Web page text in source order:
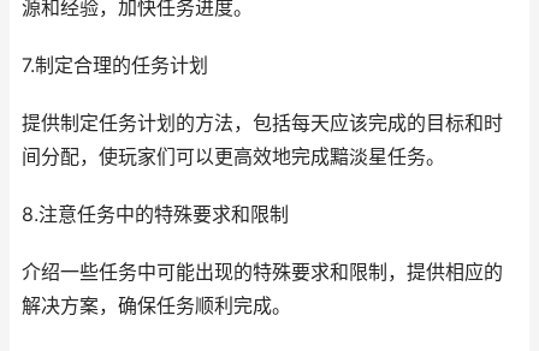
源和经验，加快任务进度。
7.制定合理的任务计划
提供制定任务计划的方法，包括每天应该完成的目标和时
间分配，使玩家们可以更高效地完成黯淡星任务。
8.注意任务中的特殊要求和限制
介绍一些任务中可能出现的特殊要求和限制，提供相应的
解决方案，确保任务顺利完成。